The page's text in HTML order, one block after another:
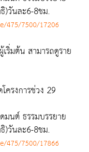
)วันละ6-8ชม.
475/7500/17206
ริ่มต้น สามารถดูราย
รงการช่วง 29
มนต์​ ธรรมบรรยาย​
)วันละ6-8ชม.
475/7500/17866